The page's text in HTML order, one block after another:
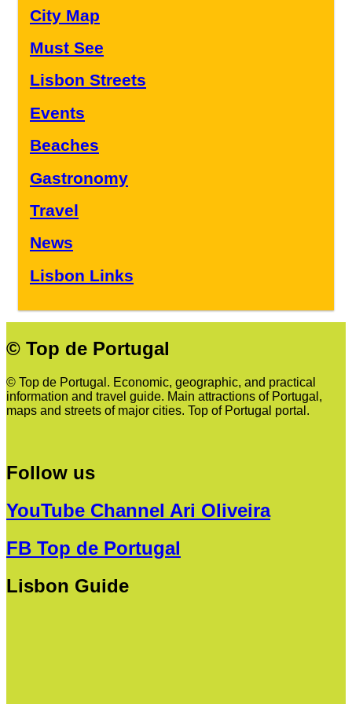
City Map
Must See
Lisbon Streets
Events
Beaches
Gastronomy
Travel
News
Lisbon Links
© Top de Portugal
© Top de Portugal. Economic, geographic, and practical
information and travel guide. Main attractions of Portugal,
maps and streets of major cities. Top of Portugal portal.
Follow us
YouTube Channel Ari Oliveira
FB Top de Portugal
Lisbon Guide